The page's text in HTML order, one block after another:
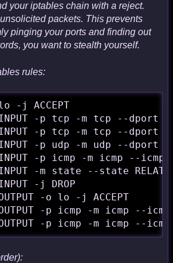
your iptables chain with a reject.
packets. This prevents
pinging your ports and finding out
you want to stealth yourself.
rules:
-j ACCEPT
-p tcp -m tcp --dport
-p tcp -m tcp --dport
-p udp -m udp --dport
-p icmp -m icmp --icmp-
-m state --state
-j DROP
-o lo -j ACCEPT
-p icmp -m icmp --
-p icmp -m icmp --